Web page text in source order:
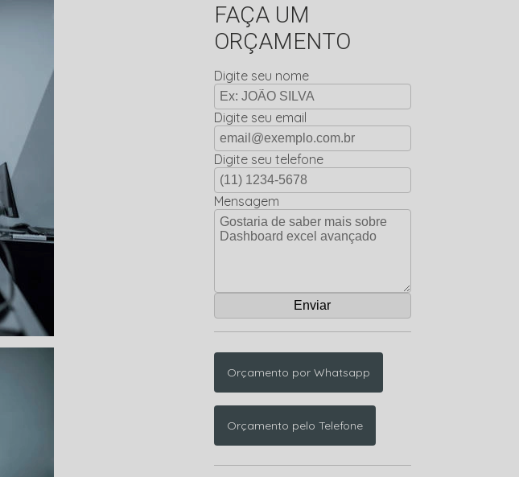
FAÇA UM
ORÇAMENTO
Digite seu nome
Digite seu email
Digite seu telefone
Mensagem
Orçamento por Whatsapp
Orçamento pelo Telefone